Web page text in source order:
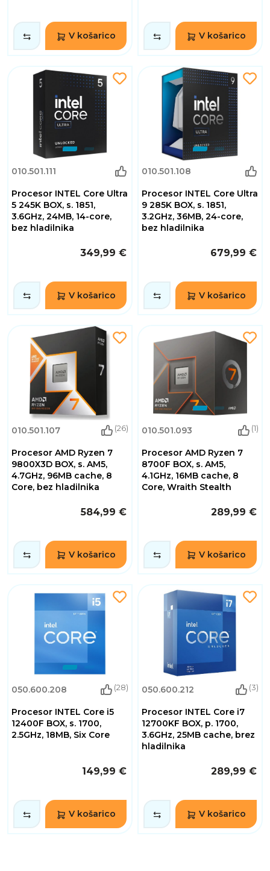
V košarico V košarico
010.501.111
Procesor INTEL Core Ultra
5 245K BOX, s. 1851,
3.6GHz, 24MB, 14-core,
bez hladilnika
349,99 €
V košarico
010.501.108
Procesor INTEL Core Ultra
9 285K BOX, s. 1851,
3.2GHz, 36MB, 24-core,
bez hladilnika
679,99 €
V košarico
010.501.107 (26)
Procesor AMD Ryzen 7
9800X3D BOX, s. AM5,
4.7GHz, 96MB cache, 8
Core, bez hladilnika
584,99 €
V košarico
010.501.093 (1)
Procesor AMD Ryzen 7
8700F BOX, s. AM5,
4.1GHz, 16MB cache, 8
Core, Wraith Stealth
289,99 €
V košarico
050.600.208 (28)
Procesor INTEL Core i5
12400F BOX, s. 1700,
2.5GHz, 18MB, Six Core
149,99 €
V košarico
050.600.212 (3)
Procesor INTEL Core i7
12700KF BOX, p. 1700,
3.6GHz, 25MB cache, brez
hladilnika
289,99 €
V košarico